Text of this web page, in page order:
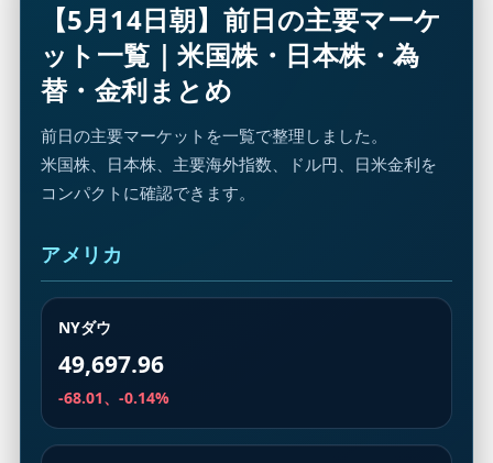
【5月14日朝】前日の主要マーケ
ット一覧｜米国株・日本株・為
替・金利まとめ
前日の主要マーケットを一覧で整理しました。
米国株、日本株、主要海外指数、ドル円、日米金利を
コンパクトに確認できます。
アメリカ
NYダウ
49,697.96
-68.01、-0.14%